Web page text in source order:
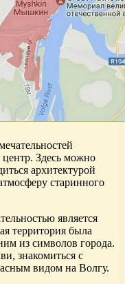
Здесь можно
архитектурой
старинного
является
территория была
из символов города.
знакомиться с
видом на Волгу.